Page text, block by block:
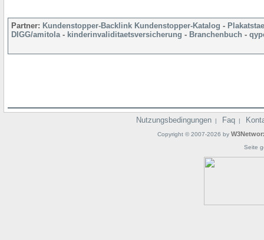
Partner: Kundenstopper-Backlink Kundenstopper-Katalog -
DIGG/amitola- kinderinvaliditaetsversicherung - Branchenbuch -
Nutzungsbedingungen | Faq |
Copyright © 2007-2026 by
Seite